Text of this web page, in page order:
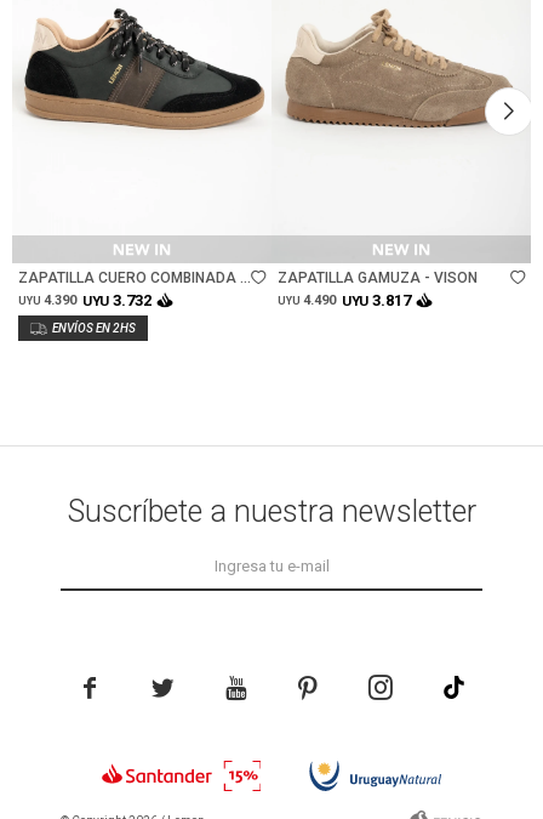
Talle
ZAPATILLA CUERO COMBINADA -
NEGRO
UYU 4.390 UYU 3.732
Talle
ZAPATILLA GAMUZA - VISON
UYU 4.490 UYU 3.817
Suscríbete a nuestra newsletter
    